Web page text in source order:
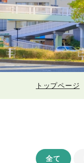
トップページ
全て